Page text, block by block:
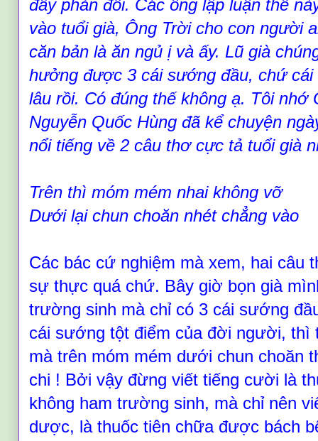
đây phản đối. Các ông lập luận thế
vào tuổi già, Ông Trời cho con người
căn bản là ăn ngủ ị và ấy. Lũ già
hưởng được 3 cái sướng đầu, chứ
lâu rồi. Có đúng thế không ạ. Tôi nhớ
Nguyễn Quốc Hùng đã kể chuyện
nổi tiếng về 2 câu thơ cực tả tuổi già
Trên thì móm mém nhai không vỡ
Dưới lại chun choăn nhét chẳng vào
Các bác cứ nghiệm mà xem, hai câu
sự thực quá chứ. Bây giờ bọn già
trường sinh mà chỉ có 3 cái sướng
cái sướng tột điểm của đời người, thì
mà trên móm mém dưới chun choăn
chi ! Bởi vậy đừng viết tiếng cười là
không ham trường sinh, mà chỉ nên
dược, là thuốc tiên chữa được bách